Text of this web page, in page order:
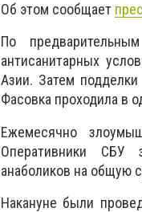
Об этом сообщает
По
антисанитарных
Азии. Затем
Фасовка проходила в
Ежемесячно
Оперативники СБУ
анаболиков на общую
Накануне были